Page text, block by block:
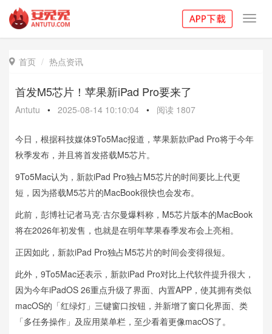
 首页 热点资讯
首发M5芯片！苹果新iPad Pro要来了
Antutu • 2025-08-14 10:10:04 • 阅读 1807
今日，根据科技媒体9To5Mac报道，苹果新款iPad Pro将于今年
秋季发布，并且将首发搭载M5芯片。
9To5Mac认为，新款iPad Pro独占M5芯片的时间要比上代更
短，因为搭载M5芯片的MacBook很快也会发布。
此前，彭博社记者马克·古尔曼爆料称，M5芯片版本的MacBook
将在2026年初发售，也就是在明年苹果春季发布会上亮相。
正因如此，新款iPad Pro独占M5芯片的时间会变得很短。
此外，9To5Mac还表示，新款iPad Pro对比上代软件提升很大，
因为今年iPadOS 26重点升级了界面、内置APP，使其拥有类似
macOS的「红绿灯」三键窗口按钮，并新增了窗口化界面、类
「多任务操作」及应用菜单栏，至少看着更像macOS了。